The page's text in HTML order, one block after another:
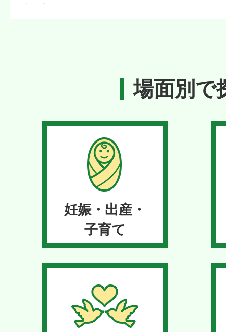
ます
岩澤村長より皆さんへ
2026年07月28日
教育委員会の会議開催予定
2026年07月23日
イベント
第40回宮ヶ瀬ふるさとま
2026年07月21日
場面別で
妊娠・出産・
子育て